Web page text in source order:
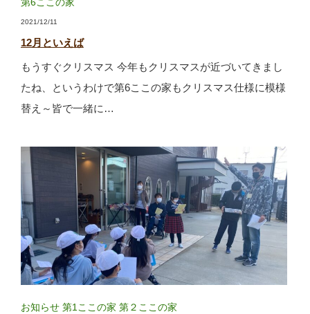
第6ここの家
2021/12/11
12月といえば
もうすぐクリスマス 今年もクリスマスが近づいてきまし
たね、というわけで第6ここの家もクリスマス仕様に模様
替え～皆で一緒に…
お知らせ 第1ここの家 第２ここの家